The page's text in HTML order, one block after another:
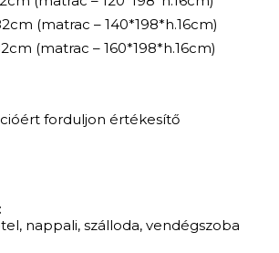
(matrac – 140*198*h.16cm)
(matrac – 160*198*h.16cm)
forduljon értékesítő
, nappali, szálloda, vendégszoba